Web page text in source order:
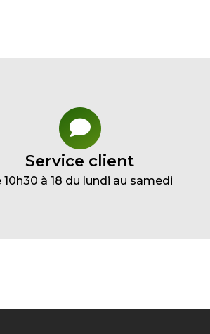
Service client
10h30 à 18 du lundi au samedi